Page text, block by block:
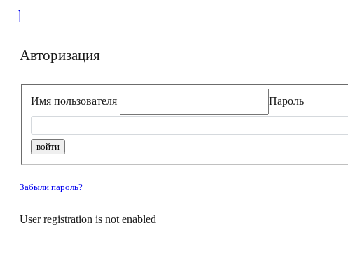
Авторизация
Имя пользователя Пароль
Забыли пароль?
User registration is not enabled